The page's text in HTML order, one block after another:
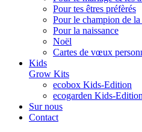
Pour tes êtres préfèrés
Pour le champion de
Pour la naissance
Noël
Cartes de vœux
Kids
Grow Kits
ecobox Kids-Edition
ecogarden Kids-Edition
Sur nous
Contact